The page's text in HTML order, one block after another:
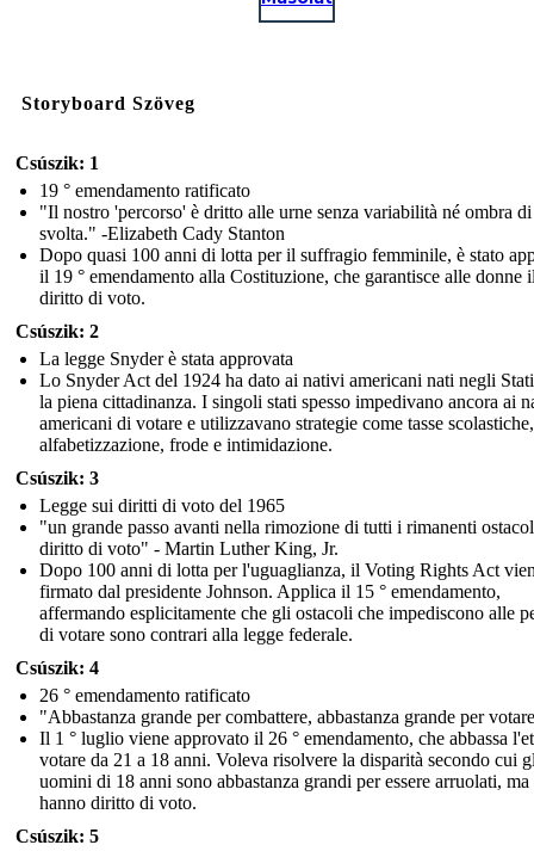
Storyboard Szöveg
Csúszik: 1
19 ° emendamento ratificato
"Il nostro 'percorso' è dritto alle urne senza variabilità né ombra di
svolta." -Elizabeth Cady Stanton
Dopo quasi 100 anni di lotta per il suffragio femminile, è stato
il 19 ° emendamento alla Costituzione, che garantisce alle donne
diritto di voto.
Csúszik: 2
La legge Snyder è stata approvata
Lo Snyder Act del 1924 ha dato ai nativi americani nati negli
la piena cittadinanza. I singoli stati spesso impedivano ancora ai
americani di votare e utilizzavano strategie come tasse
alfabetizzazione, frode e intimidazione.
Csúszik: 3
Legge sui diritti di voto del 1965
"un grande passo avanti nella rimozione di tutti i rimanenti
diritto di voto" - Martin Luther King, Jr.
Dopo 100 anni di lotta per l'uguaglianza, il Voting Rights Act
firmato dal presidente Johnson. Applica il 15 ° emendamento,
affermando esplicitamente che gli ostacoli che impediscono alle
di votare sono contrari alla legge federale.
Csúszik: 4
26 ° emendamento ratificato
"Abbastanza grande per combattere, abbastanza grande per
Il 1 ° luglio viene approvato il 26 ° emendamento, che abbassa
votare da 21 a 18 anni. Voleva risolvere la disparità secondo cui
uomini di 18 anni sono abbastanza grandi per essere arruolati, ma
hanno diritto di voto.
Csúszik: 5